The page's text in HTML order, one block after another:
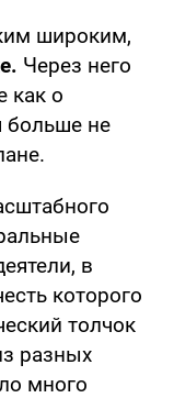
широким,
Через него
как о
больше не
в
которого
толчок
разных
много